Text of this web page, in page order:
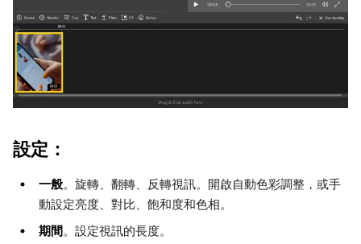
設定：
一般。旋轉、翻轉、反轉視訊。開啟自動色彩調整，或手
動設定亮度、對比、飽和度和色相。
期間。設定視訊的長度。